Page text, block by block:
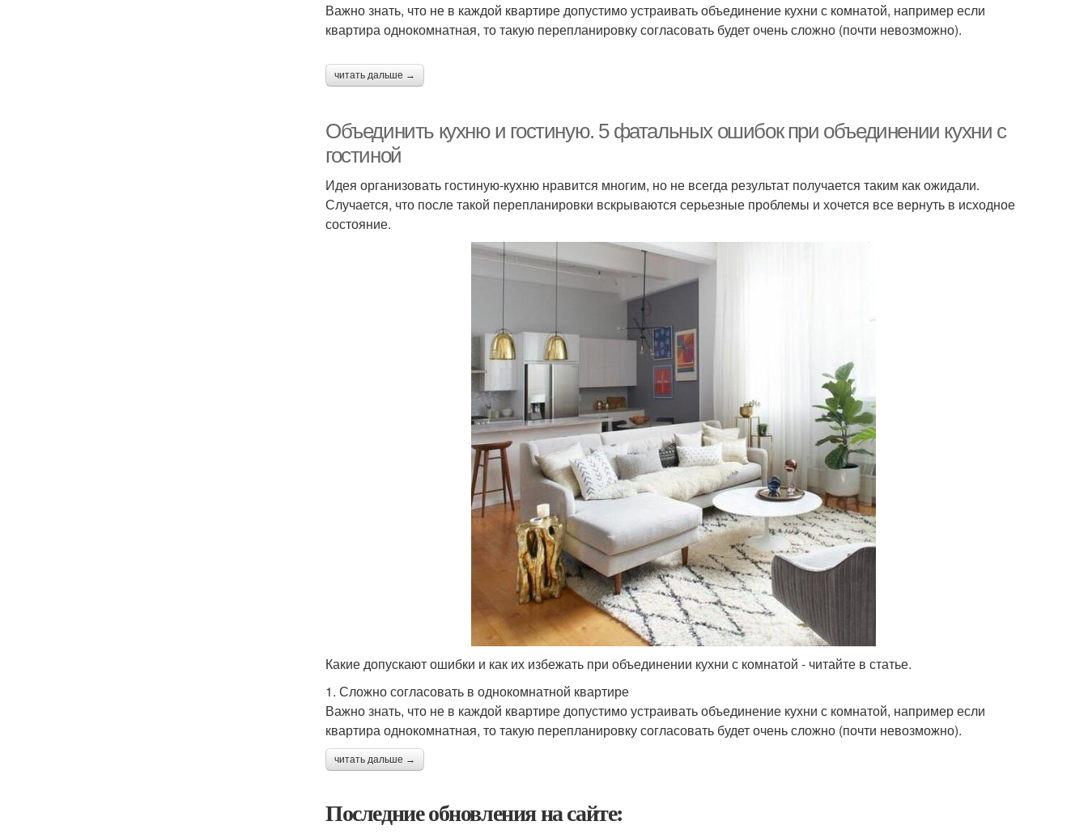
Важно знать, что не в каждой квартире допустимо устраивать объединение кухни с комнатой, например если
квартира однокомнатная, то такую перепланировку согласовать будет очень сложно (почти невозможно).
читать дальше →
Объединить кухню и гостиную. 5 фатальных ошибок при объединении кухни с
гостиной
Идея организовать гостиную-кухню нравится многим, но не всегда результат получается таким как ожидали.
Случается, что после такой перепланировки вскрываются серьезные проблемы и хочется все вернуть в исходное
состояние.
Какие допускают ошибки и как их избежать при объединении кухни с комнатой - читайте в статье.
1. Сложно согласовать в однокомнатной квартире
Важно знать, что не в каждой квартире допустимо устраивать объединение кухни с комнатой, например если
квартира однокомнатная, то такую перепланировку согласовать будет очень сложно (почти невозможно).
читать дальше →
Последние обновления на сайте: